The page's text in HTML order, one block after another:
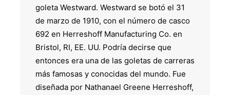
goleta Westward. Westward se botó el 31
de marzo de 1910, con el número de casco
692 en Herreshoff Manufacturing Co. en
Bristol, RI, EE. UU. Podría decirse que
entonces era una de las goletas de carreras
más famosas y conocidas del mundo. Fue
diseñada por Nathanael Greene Herreshoff,